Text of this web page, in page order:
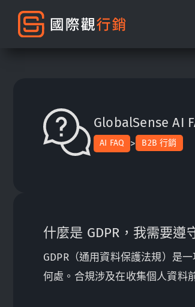
GlobalSense AI
AI FAQ > B2B 行銷
什麼是 GDPR，我需要遵
GDPR（通用資料保護法規）是
何處。合規涉及在收集個人資料